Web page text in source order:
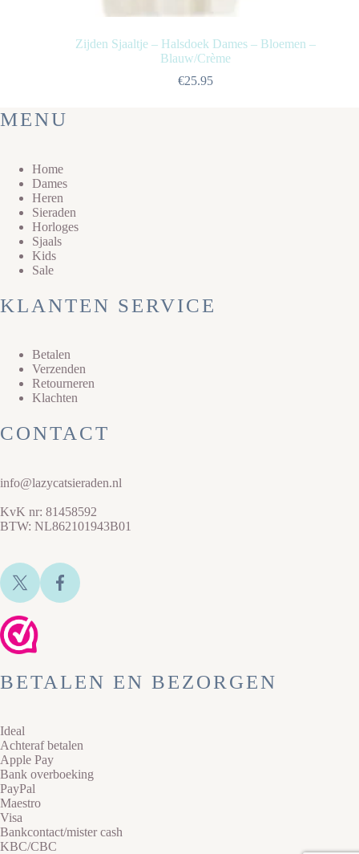
Zijden Sjaaltje – Halsdoek Dames – Bloemen –
Blauw/Crème
€25.95
MENU
Home
Dames
Heren
Sieraden
Horloges
Sjaals
Kids
Sale
KLANTEN SERVICE
Betalen
Verzenden
Retourneren
Klachten
CONTACT
info@lazycatsieraden.nl
KvK nr: 81458592
BTW: NL862101943B01
BETALEN EN BEZORGEN
Ideal
Achteraf betalen
Apple Pay
Bank overboeking
PayPal
Maestro
Visa
Bankcontact/mister cash
KBC/CBC